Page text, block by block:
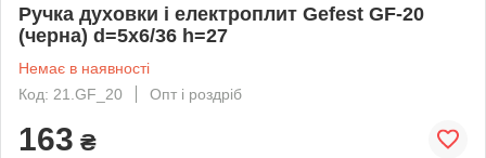
Ручка духовки і електроплит Gefest GF-20
(черна) d=5x6/36 h=27
Немає в наявності
Код: 21.GF_20
Опт і роздріб
163 ₴